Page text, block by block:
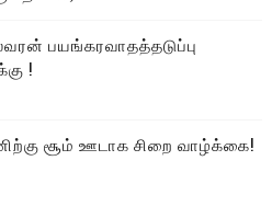
பயங்கரவாதத்தடுப்பு
!
சூம் ஊடாக சிறை வாழ்க்கை!